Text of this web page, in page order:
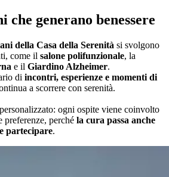
che generano benessere
della Casa della Serenità si svolgono
come il salone polifunzionale, la
e il Giardino Alzheimer.
di incontri, esperienze e momenti di
a scorrere con serenità.
ogni ospite viene coinvolto
preferenze, perché la cura passa anche
partecipare.